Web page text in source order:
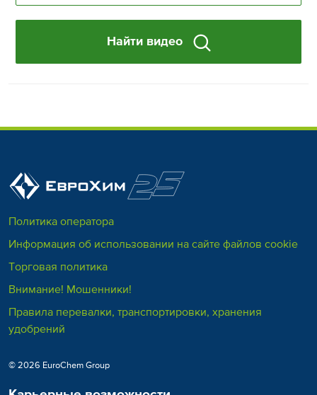
Найти видео
Политика оператора
Информация об использовании на сайте файлов cookie
Торговая политика
Внимание! Мошенники!
Правила перевалки, транспортировки, хранения
удобрений
© 2026 EuroChem Group